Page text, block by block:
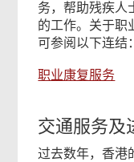
务，帮助残疾人
的工作。关于职
可参阅以下连结：
职业康复服务
交通服务及
过去数年，香港